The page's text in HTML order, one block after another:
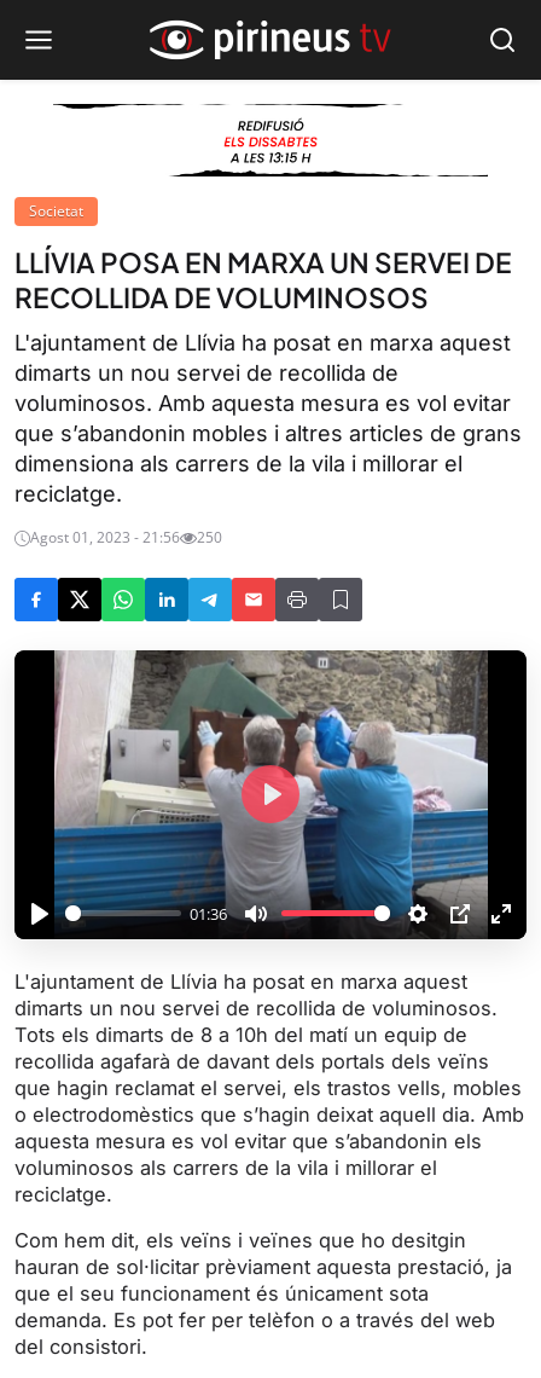
Societat
LLÍVIA POSA EN MARXA UN SERVEI DE
RECOLLIDA DE VOLUMINOSOS
L'ajuntament de Llívia ha posat en marxa aquest
dimarts un nou servei de recollida de
voluminosos. Amb aquesta mesura es vol evitar
que s’abandonin mobles i altres articles de grans
dimensiona als carrers de la vila i millorar el
reciclatge.
Agost 01, 2023 - 21:56 250
P
l
a
y
01:36
M
t
e
S
t
t
i
n
g
s
P
P
E
f
u
r
P
a
y
L'ajuntament de Llívia ha posat en marxa aquest
dimarts un nou servei de recollida de voluminosos.
Tots els dimarts de 8 a 10h del matí un equip de
recollida agafarà de davant dels portals dels veïns
que hagin reclamat el servei, els trastos vells, mobles
o electrodomèstics que s’hagin deixat aquell dia. Amb
aquesta mesura es vol evitar que s’abandonin els
voluminosos als carrers de la vila i millorar el
reciclatge.
Com hem dit, els veïns i veïnes que ho desitgin
hauran de sol·licitar prèviament aquesta prestació, ja
que el seu funcionament és únicament sota
demanda. Es pot fer per telèfon o a través del web
del consistori.